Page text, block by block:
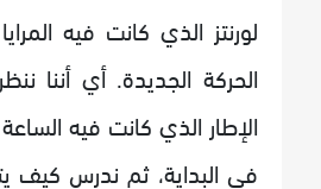
لورنتز الذي كانت فيه
الحركة الجديدة. أي أننا
الإطار الذي كانت فيه
في البداية، ثم ندرس كيف